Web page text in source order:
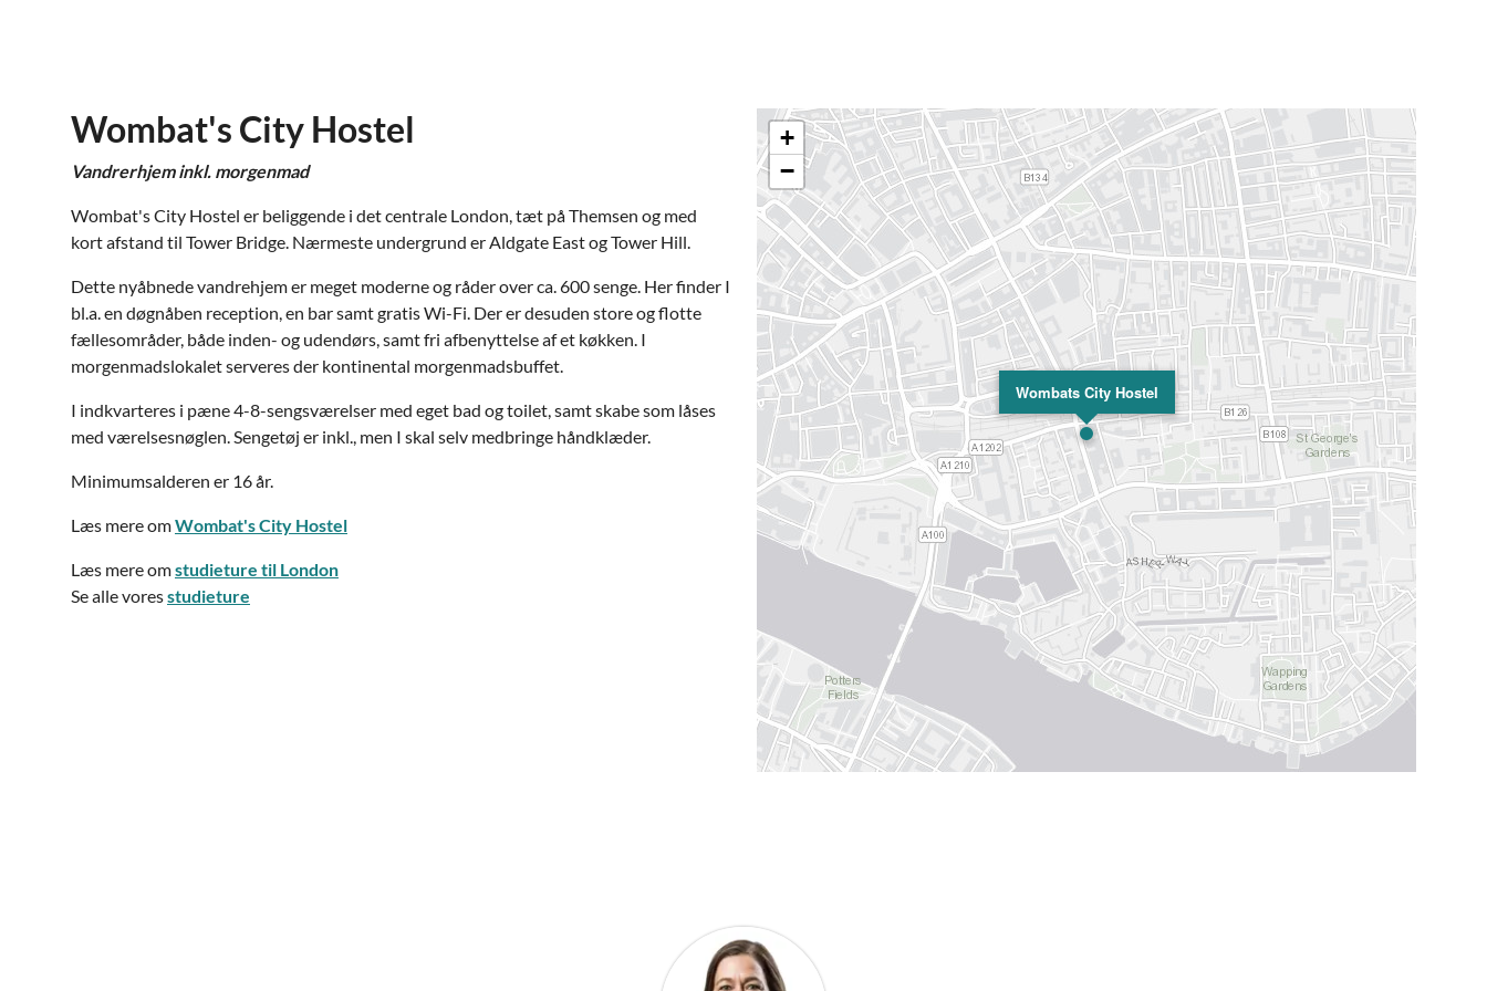
Wombat's City Hostel
Vandrerhjem inkl. morgenmad
Wombat's City Hostel er beliggende i det centrale London, tæt på Themsen og med
kort afstand til Tower Bridge. Nærmeste undergrund er Aldgate East og Tower Hill.
Dette nyåbnede vandrehjem er meget moderne og råder over ca. 600 senge. Her finder I
bl.a. en døgnåben reception, en bar samt gratis Wi-Fi. Der er desuden store og flotte
fællesområder, både inden- og udendørs, samt fri afbenyttelse af et køkken. I
morgenmadslokalet serveres der kontinental morgenmadsbuffet.
I indkvarteres i pæne 4-8-sengsværelser med eget bad og toilet, samt skabe som låses
med værelsesnøglen. Sengetøj er inkl., men I skal selv medbringe håndklæder.
Minimumsalderen er 16 år.
Læs mere omWombat's City Hostel
Læs mere omstudieture til London
Se alle voresstudieture
Wombats City Hostel
+
−